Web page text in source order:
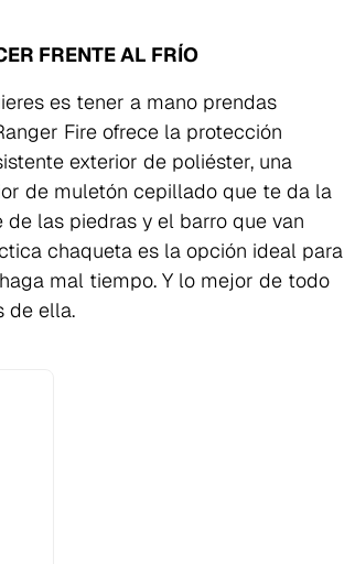
FRENTE AL FRÍO
es tener a mano prendas
Fire ofrece la protección
exterior de poliéster, una
de muletón cepillado que te da la
las piedras y el barro que van
chaqueta es la opción ideal para
mal tiempo. Y lo mejor de todo
de ella.